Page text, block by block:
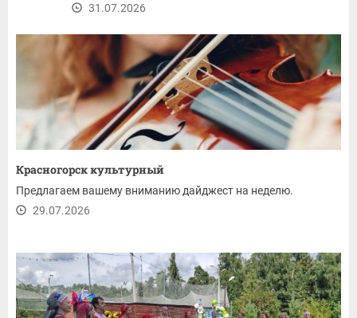
31.07.2026
Красногорск культурный
Предлагаем вашему вниманию дайджест на неделю.
29.07.2026